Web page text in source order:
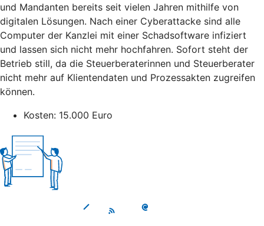
und Mandanten bereits seit vielen Jahren mithilfe von
digitalen Lösungen. Nach einer Cyberattacke sind alle
Computer der Kanzlei mit einer Schadsoftware infiziert
und lassen sich nicht mehr hochfahren. Sofort steht der
Betrieb still, da die Steuerberaterinnen und Steuerberater
nicht mehr auf Klientendaten und Prozessakten zugreifen
können.
Kosten: 15.000 Euro